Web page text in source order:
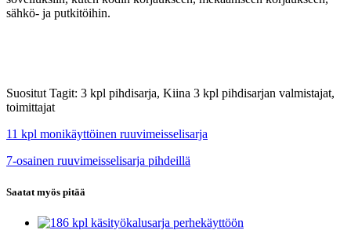
sähkö- ja putkitöihin.
Suositut Tagit: 3 kpl pihdisarja, Kiina 3 kpl pihdisarjan valmistajat,
toimittajat
11 kpl monikäyttöinen ruuvimeisselisarja
7-osainen ruuvimeisselisarja pihdeillä
Saatat myös pitää